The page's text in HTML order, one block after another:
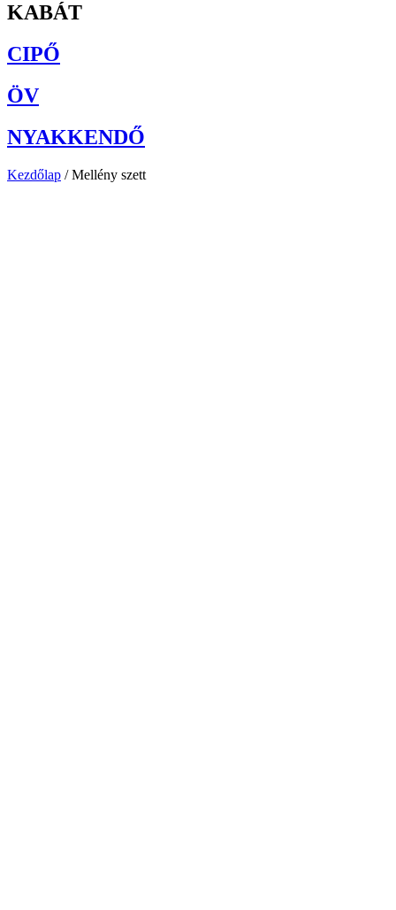
KABÁT
CIPŐ
ÖV
NYAKKENDŐ
Kezdőlap / Mellény szett